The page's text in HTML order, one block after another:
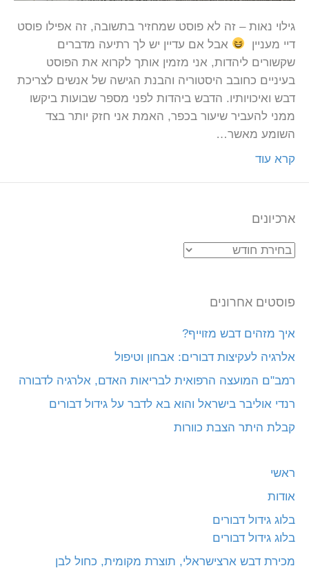
גילוי נאות – זה לא פוסט שמחזיר בתשובה, זה אפילו פוסט
דיי מעניין
אבל אם עדיין יש לך רתיעה מדברים
שקשורים ליהדות, אני מזמין אותך לקרוא את הפוסט
בעיניים כחובב היסטוריה והבנת הגישה של אנשים לצריכת
דבש ואיכויותיו. הדבש ביהדות לפני מספר שבועות ביקשו
ממני להעביר שיעור בכפר, האמת אני חזק יותר בצד
השומע מאשר…
קרא עוד
ארכיונים
ארכיונים
פוסטים אחרונים
איך מזהים דבש מזוייף?
אלרגיה לעקיצות דבורים: אבחון וטיפול
רמב"ם המועצה הרפואית לבריאות האדם, אלרגיה לדבורה
רנדי אוליבר בישראל והוא בא לדבר על גידול דבורים
קבלת היתר הצבת כוורות
ראשי
אודות
בלוג גידול דבורים
בלוג גידול דבורים
מכירת דבש ארצישראלי, תוצרת מקומית, כחול לבן